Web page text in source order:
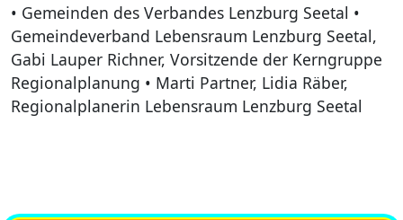
• Gemeinden des Verbandes Lenzburg Seetal •
Gemeindeverband Lebensraum Lenzburg Seetal,
Gabi Lauper Richner, Vorsitzende der Kerngruppe
Regionalplanung • Marti Partner, Lidia Räber,
Regionalplanerin Lebensraum Lenzburg Seetal